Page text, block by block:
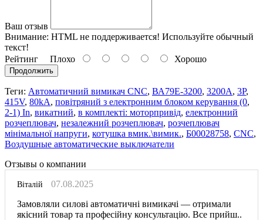
Ваш отзыв
Внимание: HTML не поддерживается! Используйте обычный
текст!
Рейтинг Плохо Хорошо
Продолжить
Теги: Автоматичний вимикач CNC, ВА79Е-3200, 3200А, 3Р,
415V, 80kA, повітряний з електронним блоком керування (0,
2-1) In, викатний, в комплекті: моторпривід, електронний
розчеплювач, незалежний розчеплювач, розчеплювач
мінімальної напруги, котушка вмик.\вимик., Б00028758, CNC,
Воздушные автоматические выключатели
Отзывы о компании
Віталій
07.08.2025
Замовляли силові автоматичні вимикачі — отримали
якісний товар та професійну консультацію. Все прийш..